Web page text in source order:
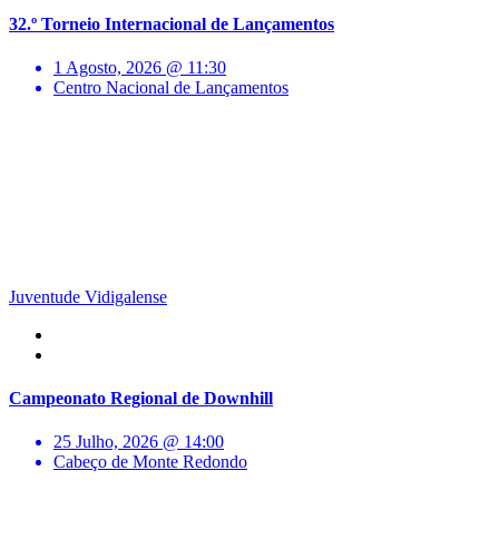
32.º Torneio Internacional de Lançamentos
1 Agosto, 2026 @ 11:30
Centro Nacional de Lançamentos
Juventude Vidigalense
Campeonato Regional de Downhill
25 Julho, 2026 @ 14:00
Cabeço de Monte Redondo